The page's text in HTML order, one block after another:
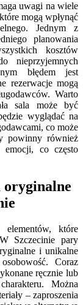
uwagi na wiele
mogą wpłynąć
Jednym z
planowania
kosztów
nieprzyjemnych
błędem jest
rezerwacje mogą
Warto
sala może być
wyglądać na
co może
powinny również
emocji, co często
oryginalne
które
Szczecinie pary
i unikalne
Coraz
ręcznie lub
Można
– zaproszenia